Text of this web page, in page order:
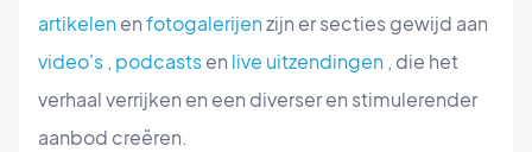
artikelenenfotogalerijenzijn er secties gewijd aan
video's, podcastsen live uitzendingen, die het
verhaal verrijken en een diverser en stimulerender
aanbod creëren.